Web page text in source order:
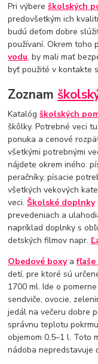
Pri výbereškolských
predovšetkým ich
budú deťom dobre
používaní. Okrem toho
vodu, by mali mať
byť použité v kontakte
Zoznam
Katalógškolských
škôlky. Potrebné veci
ponuka a cenové
všetkými potrebnými
nájdete okrem iného:
peračníky, písacie
všetkých vekových
veci.Školské doplnky
prevedeniach a
napríklad doplnky s
detských filmov napr.
Obedové boxyafľaše
detí, pre ktoré sú
1700 ml. Ide o
sendviče, ovocie,
jedál na večeru dobre
správnu teplotu
objemom 0,5–1 l. Toto
nádoba nepredstavuje